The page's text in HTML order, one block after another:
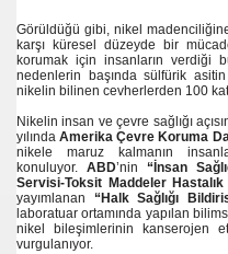
Görüldüğü gibi, nikel
karşı küresel düzeyde bir
korumak için insanların verdiği
nedenlerin başında sülfürik
nikelin bilinen cevherlerden 100
Nikelin insan ve çevre sağlığı
yılındaAmerika Çevre Koruma
nikele maruz kalmanın
konuluyor. ABD’nin “İnsan
Servisi-Toksit Maddeler
yayımlanan “Halk Sağlığı
laboratuar ortamında yapılan
nikel bileşimlerinin kanserojen
vurgulanıyor.
bir haktır